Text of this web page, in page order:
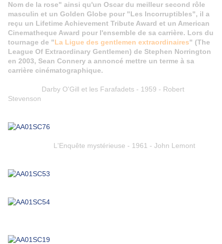
Nom de la rose" ainsi qu'un Oscar du meilleur second rôle
masculin et un Golden Globe pour "Les Incorruptibles", il a
reçu un Lifetime Achievement Tribute Award et un American
Cinematheque Award pour l'ensemble de sa carrière. Lors du
tournage de "La Ligue des gentlemen extraordinaires" (The
League Of Extraordinary Gentlemen) de Stephen Norrington
en 2003, Sean Connery a annoncé mettre un terme à sa
carrière cinématographique.
Darby O'Gill et les Farafadets - 1959 - Robert
Stevenson
L'Enquête mystérieuse - 1961 - John Lemont